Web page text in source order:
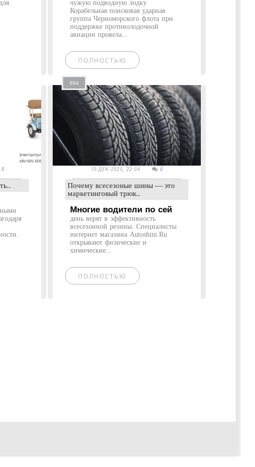
чужую подводную лодку
Корабельная поисковая ударная
группа Черноморского флота при
поддержке противолодочной
авиации провела...
ПОЛНОСТЬЮ
0
894
10-ДЕК-2025, 22:04 0
Почему всесезоные шины — это
маркетинговый трюк..
Многие водители по сей
день верят в эффективность
всесезонной резины. Специалисты
интернет магазина Autoshini.Ru
открывают физические и
химические...
ПОЛНОСТЬЮ